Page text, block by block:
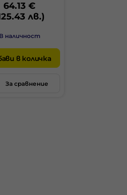
64.13 €
лв.)
В наличност
в количка
За сравнение